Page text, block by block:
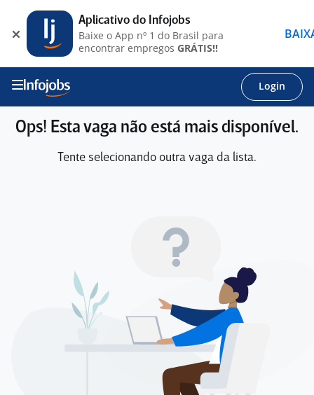
Login
Ops! Esta vaga não está mais disponível.
Tente selecionando outra vaga da lista.
Aplicativo do Infojobs
Baixe o App nº 1 do Brasil para
encontrar empregos GRÁTIS!!